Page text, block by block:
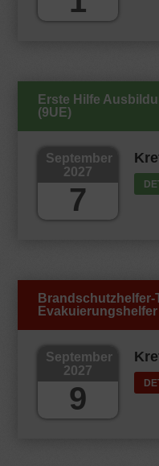
Erste Hilfe
(9UE)
September
2027
7
Evakuierungshelfer
September
2027
9